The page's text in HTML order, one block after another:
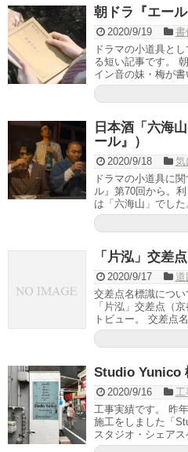
朝ドラ『エー
2020/9/19
書
ドラマの小道具と
る短い記事です。
イン音の妹・梅が書
日本酒「六海
ール』）
2020/9/18
気
ドラマの小道具に
ル』第70回から。
は「六海山」でした
「片泓」交差
2020/9/17
道
交差点名標識につい
「片泓」交差点（
トビュー。 交差点
Studio Yunico
2020/9/16
工
工事実績です。 昨
施工をしました「
スタジオ・シェアス